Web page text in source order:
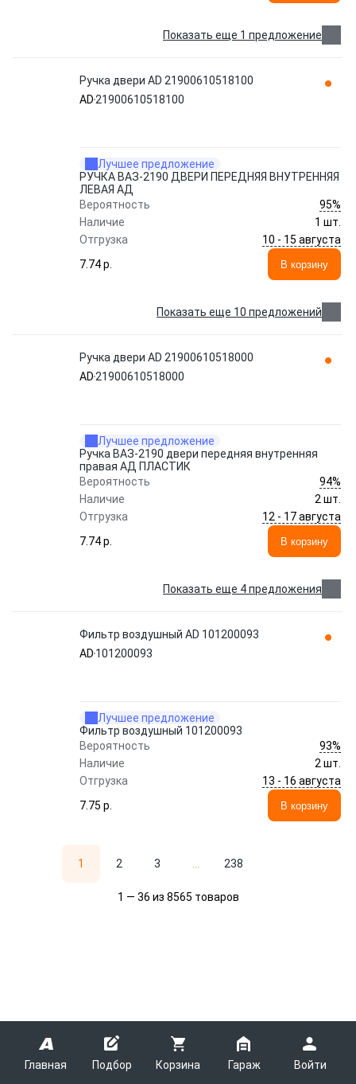
Главная Подбор Корзина Гараж Войти
Показать еще 1 предложение
Ручка двери AD 21900610518100
AD 21900610518100
Лучшее предложение
РУЧКА ВАЗ-2190 ДВЕРИ ПЕРЕДНЯЯ ВНУТРЕННЯЯ
ЛЕВАЯ АД
Вероятность
95%
Наличие
1 шт.
Отгрузка
10 - 15 августа
7.74 p.
В корзину
Показать еще 10 предложений
Ручка двери AD 21900610518000
AD 21900610518000
Лучшее предложение
Ручка ВАЗ-2190 двери передняя внутренняя
правая АД ПЛАСТИК
Вероятность
94%
Наличие
2 шт.
Отгрузка
12 - 17 августа
7.74 p.
В корзину
Показать еще 4 предложения
Фильтр воздушный AD 101200093
AD 101200093
Лучшее предложение
Фильтр воздушный 101200093
Вероятность
93%
Наличие
2 шт.
Отгрузка
13 - 16 августа
7.75 p.
В корзину
1 2 3 238
1 — 36 из 8565 товаров